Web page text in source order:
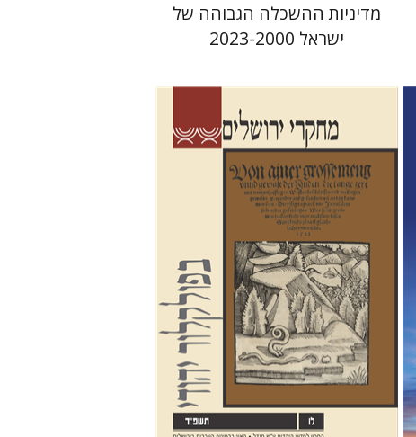
מדיניות ההשכלה הגבוהה של
ישראל 2023-2000
שלום צבר הגר סלמון
חזן-רוקם
הנחת אתר ספר מודפס